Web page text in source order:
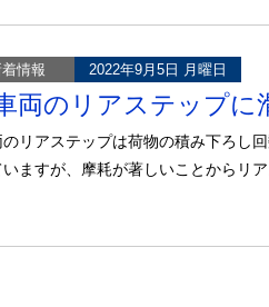
着情報 2022年9月5日 月曜日
両のリアステップに
リアステップは荷物の積み下ろし
いますが、摩耗が著しいことからリ